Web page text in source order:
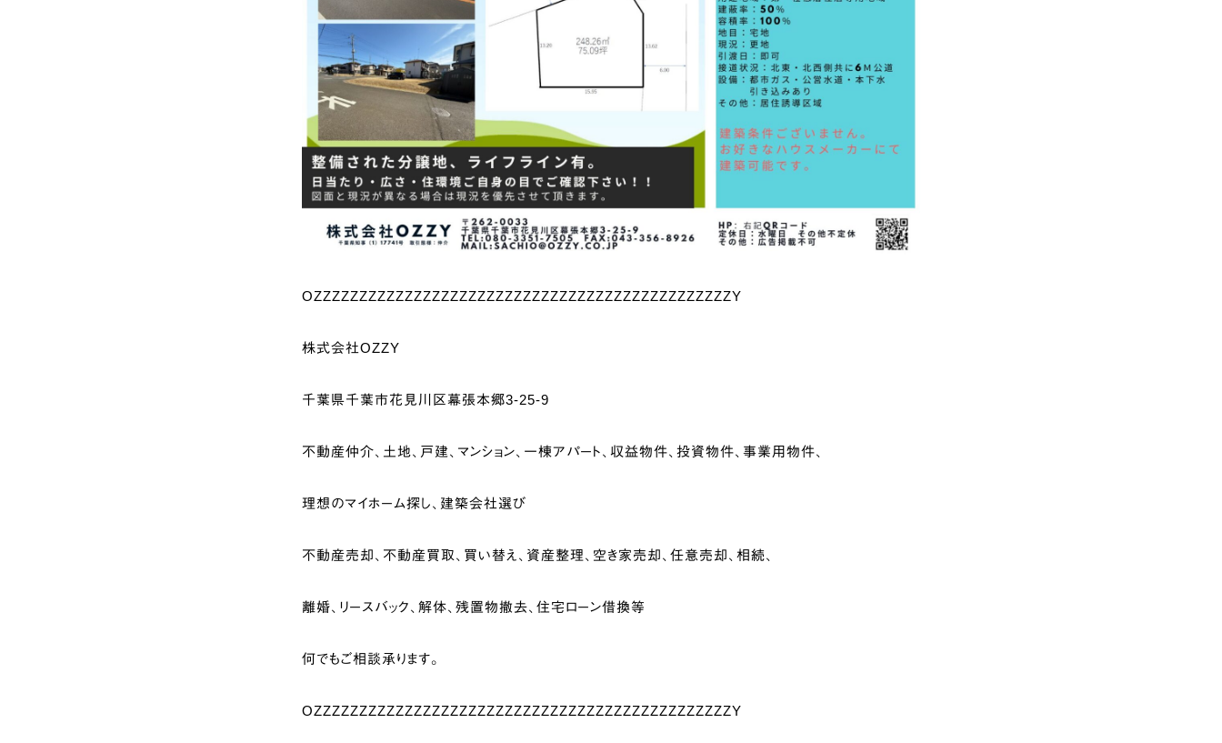
OZZZZZZZZZZZZZZZZZZZZZZZZZZZZZZZZZZZZZZZZZZZZZZY
株式会社OZZY
千葉県千葉市花見川区幕張本郷3-25-9
不動産仲介、土地、戸建、マンション、一棟アパート、収益物件、投資物件、事業用物件、
理想のマイホーム探し、建築会社選び
不動産売却、不動産買取、買い替え、資産整理、空き家売却、任意売却、相続、
離婚、リースバック、解体、残置物撤去、住宅ローン借換等
何でもご相談承ります。
OZZZZZZZZZZZZZZZZZZZZZZZZZZZZZZZZZZZZZZZZZZZZZZY